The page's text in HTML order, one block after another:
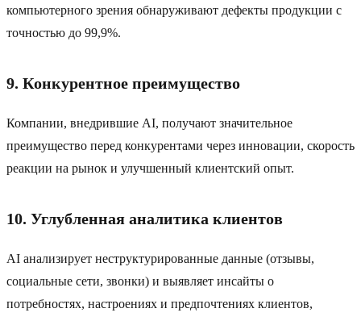
компьютерного зрения обнаруживают дефекты продукции с
точностью до 99,9%.
9. Конкурентное преимущество
Компании, внедрившие AI, получают значительное
преимущество перед конкурентами через инновации, скорость
реакции на рынок и улучшенный клиентский опыт.
10. Углубленная аналитика клиентов
AI анализирует неструктурированные данные (отзывы,
социальные сети, звонки) и выявляет инсайты о
потребностях, настроениях и предпочтениях клиентов,